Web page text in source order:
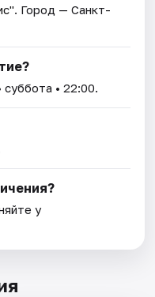
. Город — Санкт-
суббота • 22:00.
у